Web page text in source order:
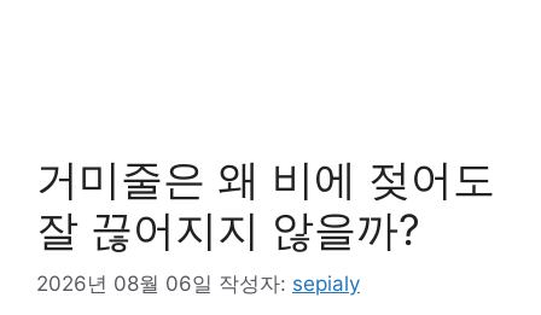
거미줄은 왜 비에 젖어도
잘 끊어지지 않을까?
2026년 08월 06일 작성자: sepialy